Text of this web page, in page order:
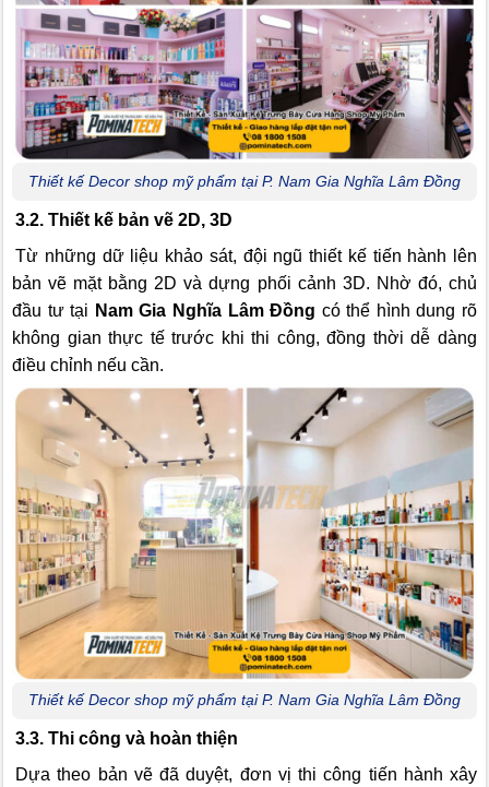
Thiết kế Decor shop mỹ phẩm tại P. Nam Gia Nghĩa Lâm Đồng
3.2. Thiết kế bản vẽ 2D, 3D
Từ những dữ liệu khảo sát, đội ngũ thiết kế tiến hành lên
bản vẽ mặt bằng 2D và dựng phối cảnh 3D. Nhờ đó, chủ
đầu tư tại Nam Gia Nghĩa Lâm Đồng có thể hình dung rõ
không gian thực tế trước khi thi công, đồng thời dễ dàng
điều chỉnh nếu cần.
Thiết kế Decor shop mỹ phẩm tại P. Nam Gia Nghĩa Lâm Đồng
3.3. Thi công và hoàn thiện
Dựa theo bản vẽ đã duyệt, đơn vị thi công tiến hành xây